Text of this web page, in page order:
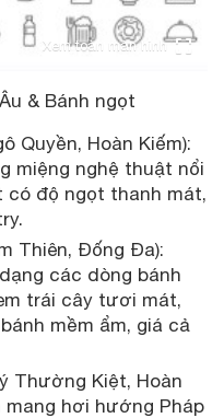
Xem toàn màn hình
& Bánh ngọt
Quyền, Hoàn Kiếm):
miệng nghệ thuật nổi
có độ ngọt thanh mát,
Thiên, Đống Đa):
các dòng bánh
trái cây tươi mát,
mềm ẩm, giá cả
Thường Kiệt, Hoàn
mang hơi hướng Pháp